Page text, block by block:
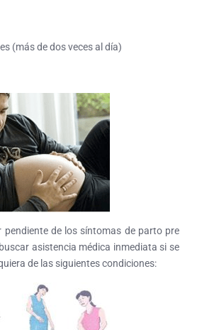
(más de dos veces al día)
pendiente de los síntomas de parto pre
asistencia médica inmediata si se
de las siguientes condiciones: